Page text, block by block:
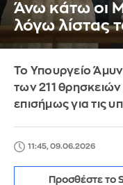
Άνω κάτω οι
λόγω λίστας
Το Υπουργείο
των 211
επισήμως για τις
11:45, 09.06.2026
Προσθέστε το